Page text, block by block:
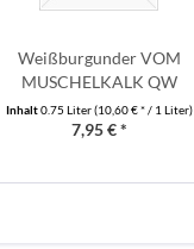
Weißburgunder VOM
MUSCHELKALK QW
Rheinhessen...
Inhalt0.75 Liter(10,60 € * / 1 Liter)
7,95 € *